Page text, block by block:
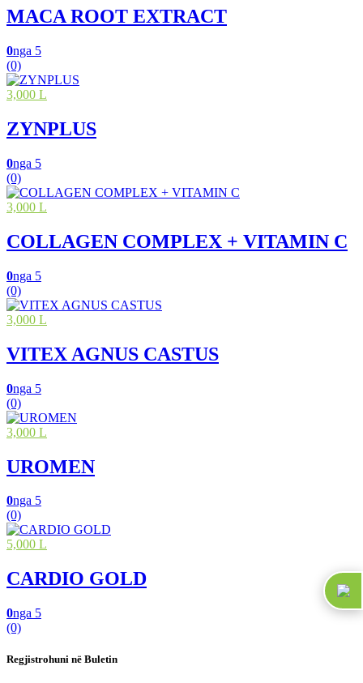
MACA ROOT EXTRACT
0nga 5
(0)
3,000 L
ZYNPLUS
0nga 5
(0)
3,000 L
COLLAGEN COMPLEX + VITAMIN C
0nga 5
(0)
3,000 L
VITEX AGNUS CASTUS
0nga 5
(0)
3,000 L
UROMEN
0nga 5
(0)
5,000 L
CARDIO GOLD
0nga 5
(0)
Regjistrohuni në Buletin